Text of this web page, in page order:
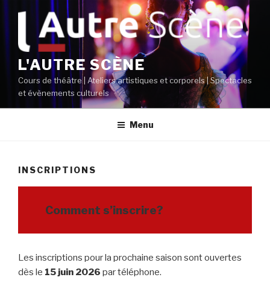
principal
L'AUTRE SCÈNE
Cours de théâtre | Ateliers artistiques et corporels | Spectacles
et évènements culturels
Menu
INSCRIPTIONS
Comment s’inscrire?
Les inscriptions pour la prochaine saison sont ouvertes
dès le 15 juin 2026 par téléphone.